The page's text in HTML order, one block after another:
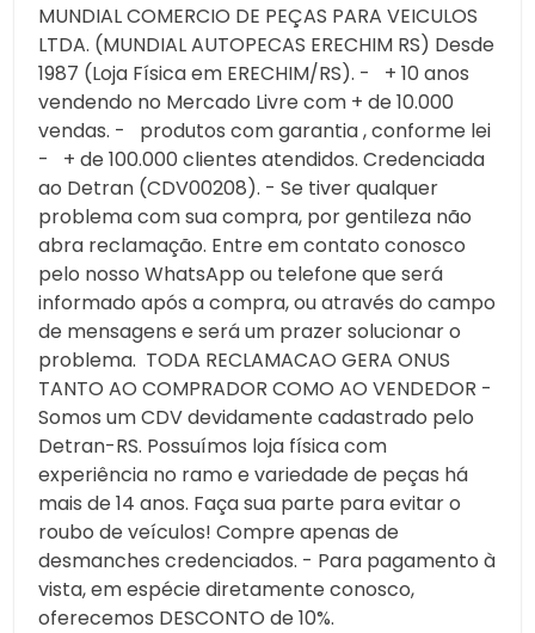
MUNDIAL COMERCIO DE PEÇAS PARA VEICULOS
LTDA. (MUNDIAL AUTOPECAS ERECHIM RS) Desde
1987 (Loja Física em ERECHIM/RS). - + 10 anos
vendendo no Mercado Livre com + de 10.000
vendas. - produtos com garantia , conforme lei
- + de 100.000 clientes atendidos. Credenciada
ao Detran (CDV00208). - Se tiver qualquer
problema com sua compra, por gentileza não
abra reclamação. Entre em contato conosco
pelo nosso WhatsApp ou telefone que será
informado após a compra, ou através do campo
de mensagens e será um prazer solucionar o
problema. TODA RECLAMACAO GERA ONUS
TANTO AO COMPRADOR COMO AO VENDEDOR -
Somos um CDV devidamente cadastrado pelo
Detran-RS. Possuímos loja física com
experiência no ramo e variedade de peças há
mais de 14 anos. Faça sua parte para evitar o
roubo de veículos! Compre apenas de
desmanches credenciados. - Para pagamento à
vista, em espécie diretamente conosco,
oferecemos DESCONTO de 10%.